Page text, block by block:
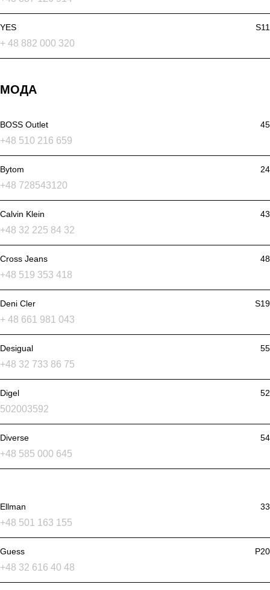
YES S11
+ 48 882 000 320
МОДА
BOSS Outlet 45
+48 510 216 659
Bytom 24
+48 728543120
Calvin Klein 43
+48 32 225 84 32
Cross Jeans 48
+48 519 353 418
Deni Cler S19
+ 48 661 981 043
Desigual 55
+48 32 733 86 75
Digel 52
502003592
Diverse 54
+48 585 000 645
Ellman 33
+48 501 163 155
Guess P20
+48 32 616 40 48